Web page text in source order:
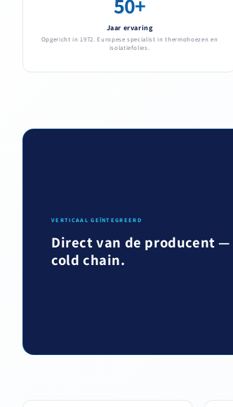
50+
Jaar ervaring
Opgericht in 1972. Europese specialist in thermohoezen en
isolatiefolies.
VERTICAAL GEÏNTEGREERD
Direct van de producent —
cold chain.